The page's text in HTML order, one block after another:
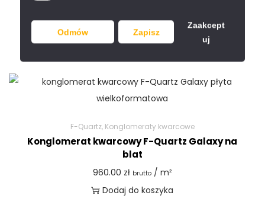
Odmów Zapisz
Zaakcept
uj
Dodaj do koszyka
F-Quartz, Konglomeraty kwarcowe
Konglomerat kwarcowy F-Quartz Galaxy na
blat
960.00 zł brutto/ m²
Dodaj do koszyka